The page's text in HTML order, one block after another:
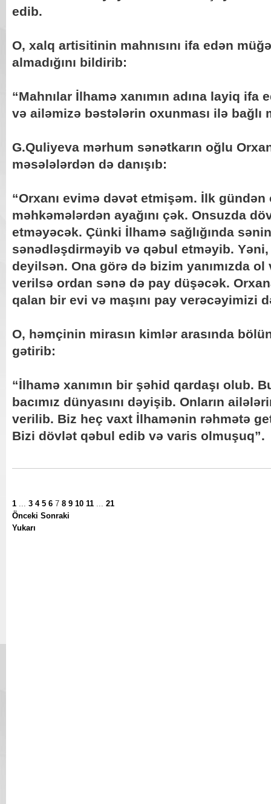
edib.
O, xalq artisitinin mahnısını ifa edən
almadığını bildirib:
“Mahnılar İlhamə xanımın adına layiq
və ailəmizə bəstələrin oxunması ilə bağlı
G.Quliyeva mərhum sənətkarın oğlu
məsələlərdən də danışıb:
“Orxanı evimə dəvət etmişəm. İlk
məhkəmələrdən ayağını çək. Onsuzda
etməyəcək. Çünki İlhamə sağlığında
sənədləşdirməyib və qəbul etməyib.
deyilsən. Ona görə də bizim yanımızda
verilsə ordan sənə də pay düşəcək.
qalan bir evi və maşını pay verəcəyimizi
O, həmçinin mirasın kimlər arasında
gətirib:
“İlhamə xanımın bir şəhid qardaşı olub.
bacımız dünyasını dəyişib. Onların
verilib. Biz heç vaxt İlhamənin rəhmətə
Bizi dövlət qəbul edib və varis olmuşuq”.
1 ... 3 4 5 6 7 8 9 10 11 ... 21
Önceki Sonraki
Yukarı